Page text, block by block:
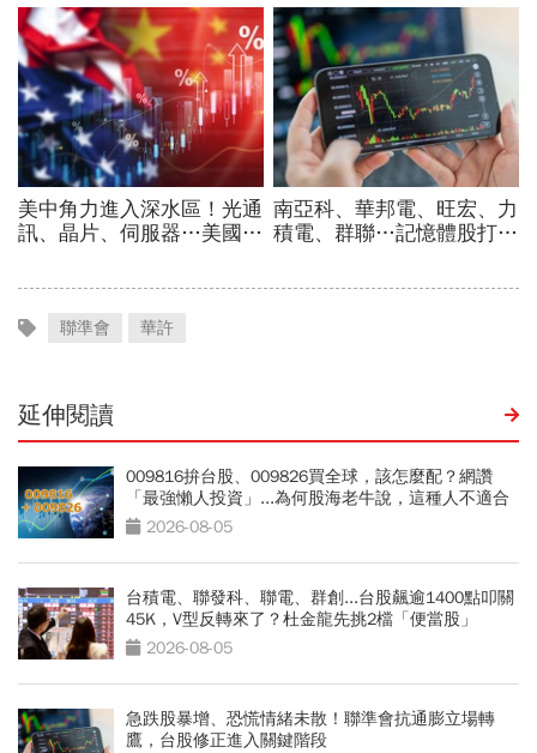
聯準會 華許
延伸閱讀
009816拚台股、009826買全球，該怎麼配？網讚
「最強懶人投資」...為何股海老牛說，這種人不適合
買？2026-08-05
台積電、聯發科、聯電、群創...台股飆逾1400點叩關
45K，V型反轉來了？杜金龍先挑2檔「便當股」
2026-08-05
急跌股暴增、恐慌情緒未散！聯準會抗通膨立場轉
鷹，台股修正進入關鍵階段